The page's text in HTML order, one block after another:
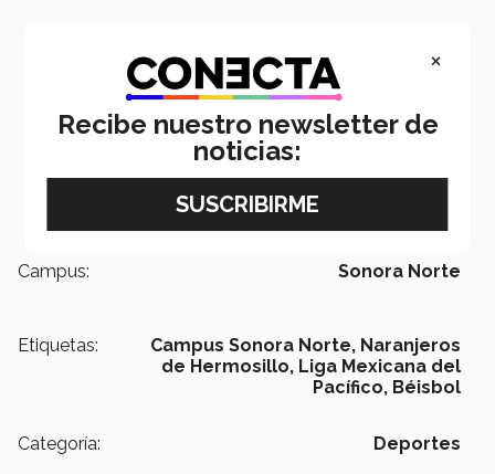
Campus: Sonora Norte
Etiquetas: Campus Sonora Norte, Naranjeros
de Hermosillo, Liga Mexicana del
Pacífico, Béisbol
Categoría: Deportes
×
Recibe nuestro newsletter de
noticias: